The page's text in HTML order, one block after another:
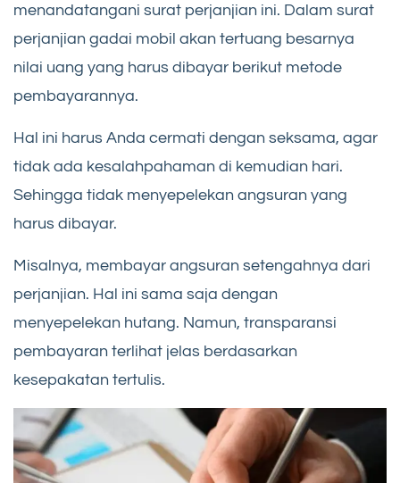
menandatangani surat perjanjian ini. Dalam surat
perjanjian gadai mobil akan tertuang besarnya
nilai uang yang harus dibayar berikut metode
pembayarannya.
Hal ini harus Anda cermati dengan seksama, agar
tidak ada kesalahpahaman di kemudian hari.
Sehingga tidak menyepelekan angsuran yang
harus dibayar.
Misalnya, membayar angsuran setengahnya dari
perjanjian. Hal ini sama saja dengan
menyepelekan hutang. Namun, transparansi
pembayaran terlihat jelas berdasarkan
kesepakatan tertulis.